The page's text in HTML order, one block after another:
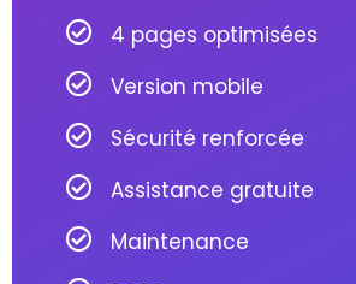
4 pages optimisées
Version mobile
Sécurité renforcée
Assistance gratuite
Maintenance